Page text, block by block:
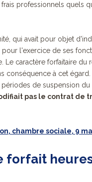
professionnels quels
qui avait pour objet
l'exercice de ses
Le caractère forfaitaire
conséquence à cet
de suspension du
pas le contrat de
chambre sociale, 9
forfait